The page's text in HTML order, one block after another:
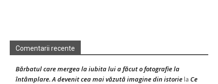
Comentarii recente
Bărbatul care mergea la iubita lui a făcut o fotografie la
întâmplare. A devenit cea mai văzută imagine din istorie la Ce